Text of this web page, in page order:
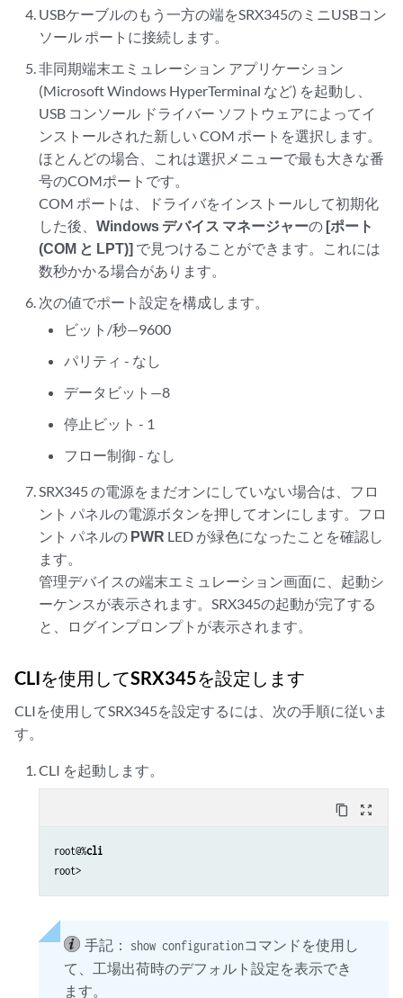
USBケーブルのもう一方の端をSRX345のミニUSBコン
ソール ポートに接続します。
非同期端末エミュレーション アプリケーション
(Microsoft Windows HyperTerminal など) を起動し、
USB コンソール ドライバー ソフトウェアによってイ
ンストールされた新しい COM ポートを選択します。
ほとんどの場合、これは選択メニューで最も大きな番
号のCOMポートです。
COM ポートは、ドライバをインストールして初期化
した後、Windows デバイス マネージャーの [ポート
(COM と LPT)] で見つけることができます。これには
数秒かかる場合があります。
次の値でポート設定を構成します。
ビット/秒—9600
パリティ - なし
データビット—8
停止ビット - 1
フロー制御 - なし
SRX345 の電源をまだオンにしていない場合は、フロ
ント パネルの電源ボタンを押してオンにします。フロ
ント パネルの PWR LED が緑色になったことを確認し
ます。
管理デバイスの端末エミュレーション画面に、起動シ
ーケンスが表示されます。SRX345の起動が完了する
と、ログインプロンプトが表示されます。
CLIを使用してSRX345を設定します
CLIを使用してSRX345を設定するには、次の手順に従いま
す。
CLI を起動します。
content_copy zoom_out_map
root@%cli
手記： show configurationコマンドを使用し
て、工場出荷時のデフォルト設定を表示でき
ます。